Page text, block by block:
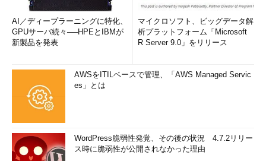
AI／ディープラーニングに特化、
GPUサーバ続々──HPEとIBMが
新製品を発表
マイクロソフト、ビッグデータ解
析プラットフォーム「Microsoft
R Server 9.0」をリリース
AWSをITILベースで管理、「AWS Managed Servic
es」とは
WordPress脆弱性発覚、その後の状況 4.7.2リリー
ス時に脆弱性が公開されなかった理由